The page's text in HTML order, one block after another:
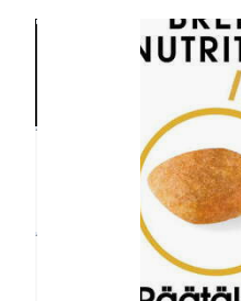
Eläinlääkäriruoat